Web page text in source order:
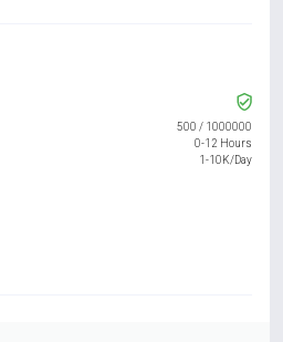
500 / 1000000
0-12 Hours
1-10K/Day